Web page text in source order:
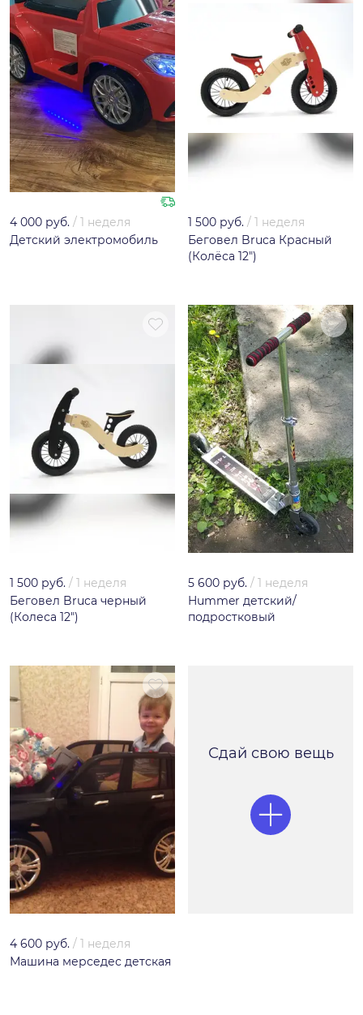
4 000 руб. / 1 неделя
Детский электромобиль
1 500 руб. / 1 неделя
Беговел Bruca Красный
(Колёса 12")
1 500 руб. / 1 неделя
Беговел Bruca черный
(Колеса 12")
5 600 руб. / 1 неделя
Hummer детский/
подростковый
4 600 руб. / 1 неделя
Машина мерседес детская
Сдай свою вещь